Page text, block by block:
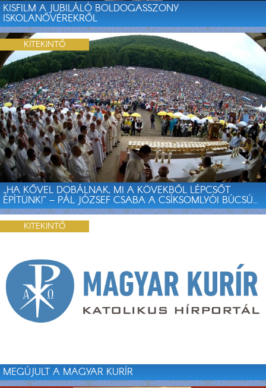
KISFILM A JUBILÁLÓ BOLDOGASSZONY
ISKOLANŐVÉREKRŐL
„HA KŐVEL DOBÁLNAK, MI A KÖVEKBŐL LÉPCSŐT
ÉPÍTÜNK!” – PÁL JÓZSEF CSABA A CSÍKSOMLYÓI BÚCSÚ...
KITEKINTŐ
MEGÚJULT A MAGYAR KURÍR
KITEKINTŐ